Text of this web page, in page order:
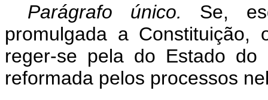
Parágrafo único. Se,
promulgada a
reger-se pela do Estado
reformada pelos processos